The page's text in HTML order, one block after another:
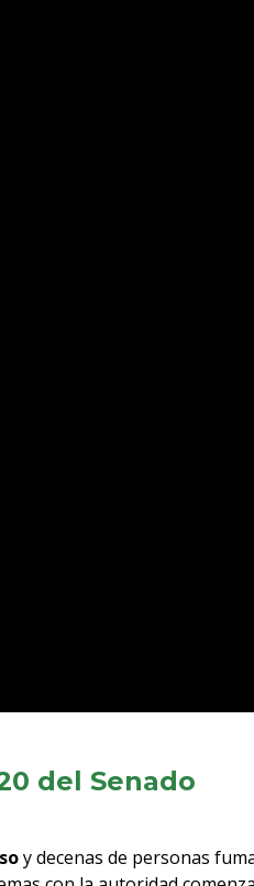
del Senado
y decenas de personas